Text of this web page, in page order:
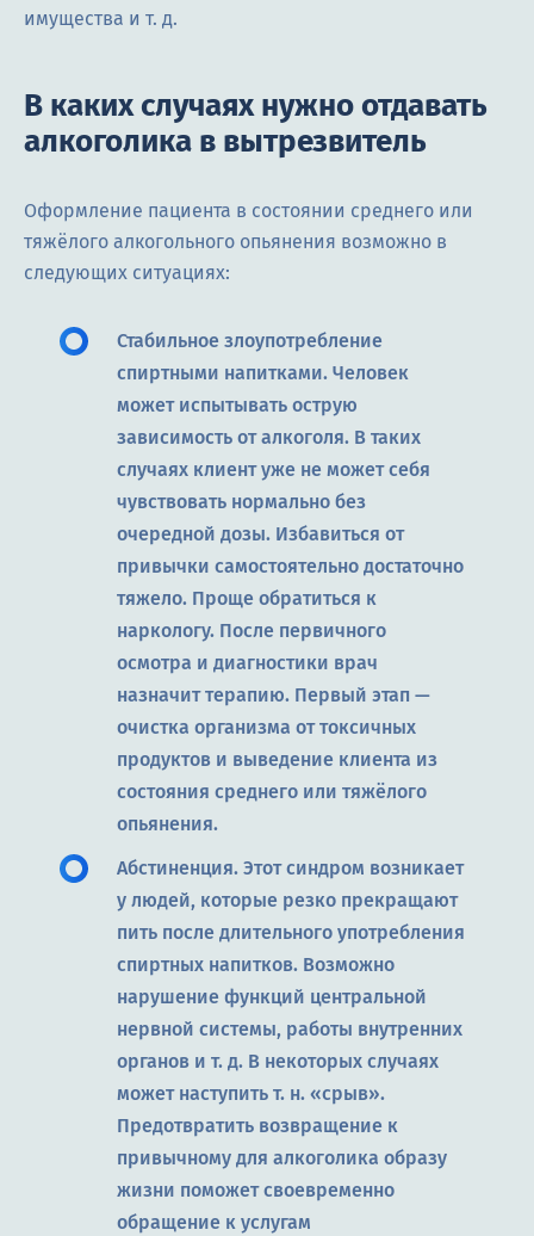
имущества и т. д.
В каких случаях нужно отдавать
алкоголика в вытрезвитель
Оформление пациента в состоянии среднего или
тяжёлого алкогольного опьянения возможно в
следующих ситуациях:
Стабильное злоупотребление
спиртными напитками. Человек
может испытывать острую
зависимость от алкоголя. В таких
случаях клиент уже не может себя
чувствовать нормально без
очередной дозы. Избавиться от
привычки самостоятельно достаточно
тяжело. Проще обратиться к
наркологу. После первичного
осмотра и диагностики врач
назначит терапию. Первый этап —
очистка организма от токсичных
продуктов и выведение клиента из
состояния среднего или тяжёлого
опьянения.
Абстиненция. Этот синдром возникает
у людей, которые резко прекращают
пить после длительного употребления
спиртных напитков. Возможно
нарушение функций центральной
нервной системы, работы внутренних
органов и т. д. В некоторых случаях
может наступить т. н. «срыв».
Предотвратить возвращение к
привычному для алкоголика образу
жизни поможет своевременно
обращение к услугам